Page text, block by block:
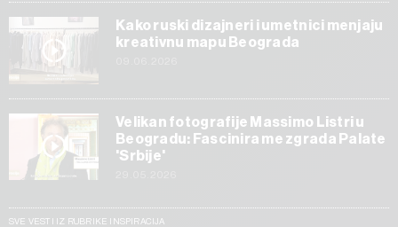
Kako ruski dizajneri i umetnici menjaju
kreativnu mapu Beograda
Velikan fotografije Massimo Listri u
Beogradu: Fascinira me zgrada Palate
'Srbije'
SVE VESTI IZ RUBRIKE INSPIRACIJA